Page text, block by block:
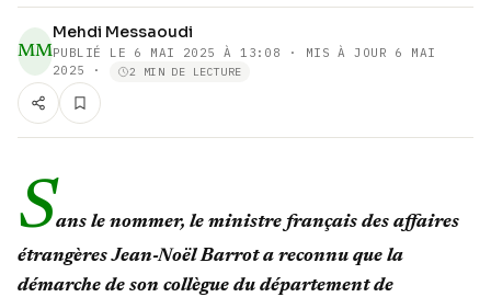
MM
Mehdi Messaoudi
PUBLIÉ LE 6 MAI 2025 À 13:08 · MIS À JOUR 6 MAI
2025
· 2 MIN DE LECTURE
Sans le nommer, le ministre français des affaires
étrangères Jean-Noël Barrot a reconnu que la
démarche de son collègue du département de